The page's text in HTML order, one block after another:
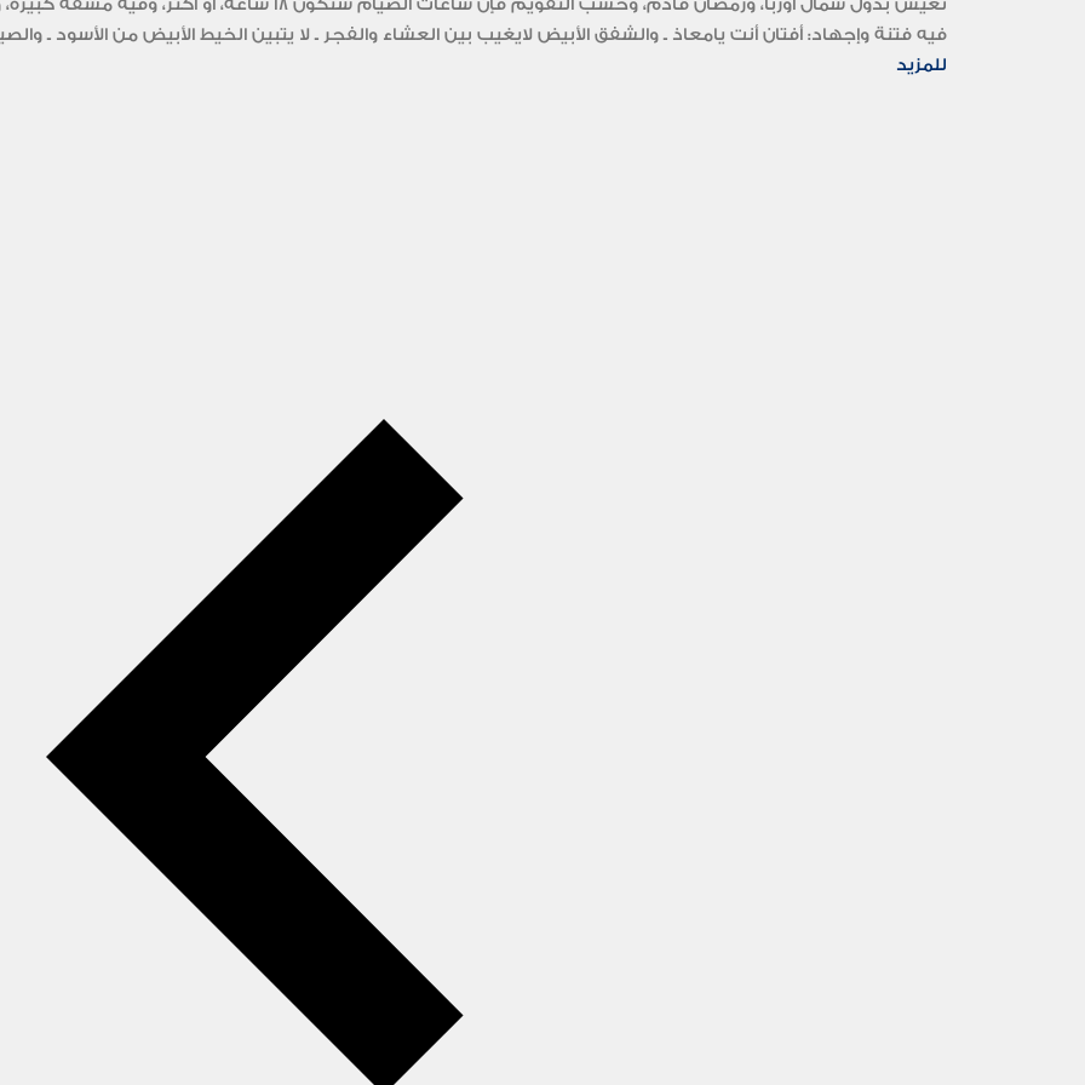
نعيش بدول شمال أوربا، ورمضان قادم، وحسب التقويم فإن ساعات
فيه فتنة وإجهاد: أفتان أنت يامعاذ ـ والشفق الأبيض لايغيب بين العشاء والفجر ـ لا يتبين الخيط الأبيض من الأسود ـ
للمزيد